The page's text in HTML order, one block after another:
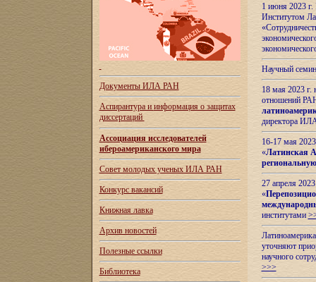
Документы ИЛА РАН
Аспирантура и информация о защитах
диссертаций
Ассоциация исследователей
ибероамериканского мира
Совет молодых ученых ИЛА РАН
Конкурс вакансий
Книжная лавка
Архив новостей
Полезные ссылки
Библиотека
1 июня 2023
Институтом
Научный
18 мая 2023
отношений
директора
16-17 мая
«Латинская
27 апреля
«
институтами
уточняют
научного
>>>